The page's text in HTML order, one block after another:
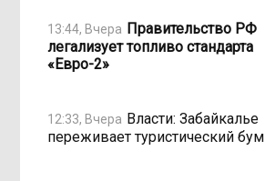
13:44, Вчера Правительство РФ
легализует топливо стандарта
«Евро-2»
12:33, Вчера Власти: Забайкалье
переживает туристический бум